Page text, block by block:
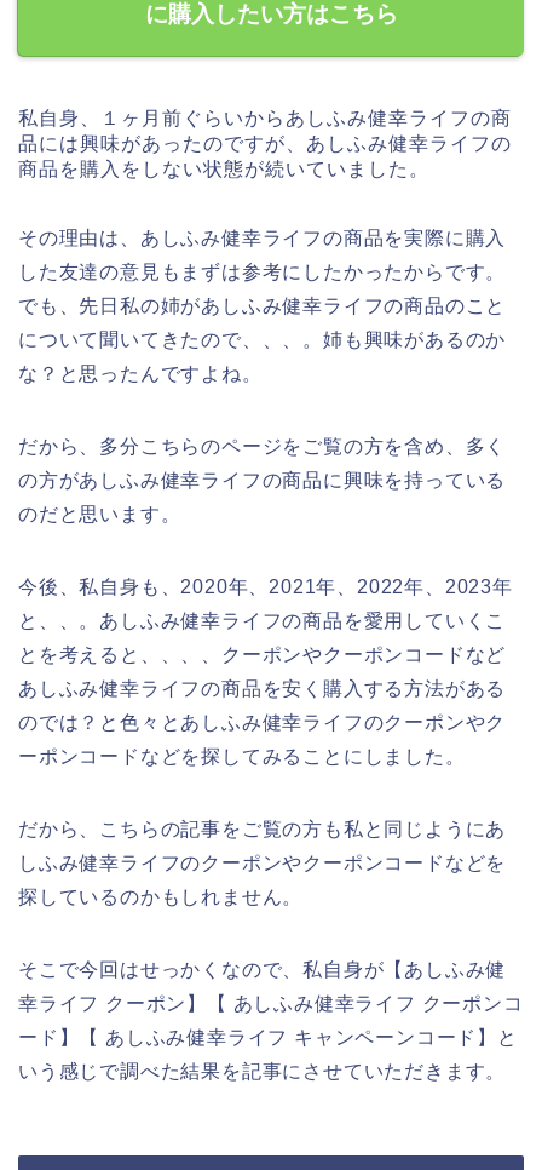
に購入したい方はこちら
私自身、１ヶ月前ぐらいからあしふみ健幸ライフの商
品には興味があったのですが、あしふみ健幸ライフの
商品を購入をしない状態が続いていました。
その理由は、あしふみ健幸ライフの商品を実際に購入
した友達の意見もまずは参考にしたかったからです。
でも、先日私の姉があしふみ健幸ライフの商品のこと
について聞いてきたので、、、。姉も興味があるのか
な？と思ったんですよね。
だから、多分こちらのページをご覧の方を含め、多く
の方があしふみ健幸ライフの商品に興味を持っている
のだと思います。
今後、私自身も、2020年、2021年、2022年、2023年
と、、。あしふみ健幸ライフの商品を愛用していくこ
とを考えると、、、、クーポンやクーポンコードなど
あしふみ健幸ライフの商品を安く購入する方法がある
のでは？と色々とあしふみ健幸ライフのクーポンやク
ーポンコードなどを探してみることにしました。
だから、こちらの記事をご覧の方も私と同じようにあ
しふみ健幸ライフのクーポンやクーポンコードなどを
探しているのかもしれません。
そこで今回はせっかくなので、私自身が【あしふみ健
幸ライフ クーポン】【 あしふみ健幸ライフ クーポンコ
ード】【 あしふみ健幸ライフ キャンペーンコード】と
いう感じで調べた結果を記事にさせていただきます。